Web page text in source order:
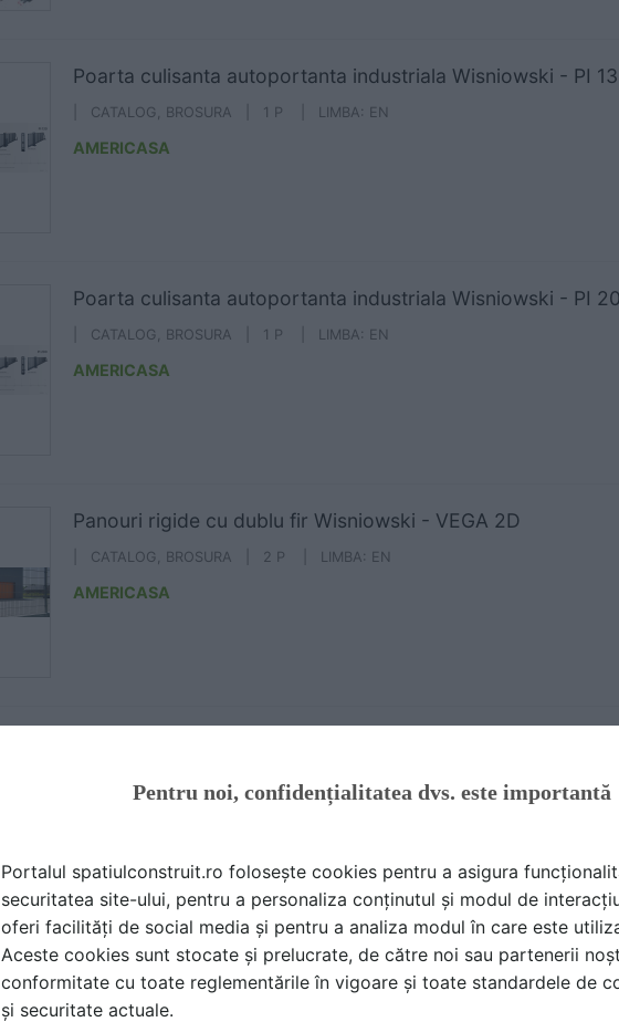
Poarta culisanta autoportanta industriala Wisniowski - PI
| CATALOG, BROSURA | 1 P | LIMBA: EN
AMERICASA
Poarta culisanta autoportanta industriala Wisniowski - PI
| CATALOG, BROSURA | 1 P | LIMBA: EN
AMERICASA
Panouri rigide cu dublu fir Wisniowski - VEGA 2D
| CATALOG, BROSURA | 2 P | LIMBA: EN
AMERICASA
Kit Mare E pentru porti autoportante CAIS
| FISA TEHNICA | 1 P | LIMBA: EN
Pentru noi, confidențialitatea dvs. este importantă
Portalul spatiulconstruit.ro folosește cookies pentru a asigura
securitatea site-ului, pentru a personaliza conținutul și modul de
oferi facilități de social media și pentru a analiza modul în care este
Aceste cookies sunt stocate și prelucrate, de către noi sau partenerii
conformitate cu toate reglementările în vigoare și toate standardele de
și securitate actuale.